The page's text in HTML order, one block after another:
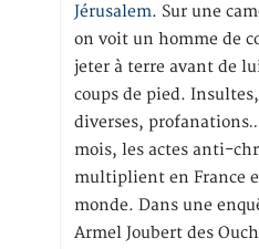
Jérusalem. Sur une
on voit un homme de
jeter à terre avant de
coups de pied.
diverses,
mois, les actes anti-
multiplient en France
monde. Dans une
Armel Joubert des